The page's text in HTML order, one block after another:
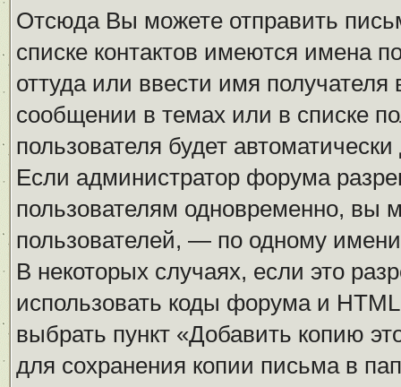
Отсюда Вы можете отправить
списке контактов имеются имена
оттуда или ввести имя
сообщении в темах или в списке
пользователя будет
Если администратор форума
пользователям одновременно, вы
пользователей, — по одному
В некоторых случаях, если это
использовать коды форума и
выбрать пункт «Добавить копию
для сохранения копии письма в